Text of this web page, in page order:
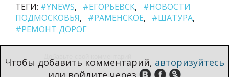
ТЕГИ: #YNEWS #ЕГОРЬЕВСК
#НОВОСТИ
ПОДМОСКОВЬЯ
#РАМЕНСКОЕ
#ШАТУРА
#РЕМОНТ ДОРОГ
Чтобы добавить комментарий, авторизуйтесь